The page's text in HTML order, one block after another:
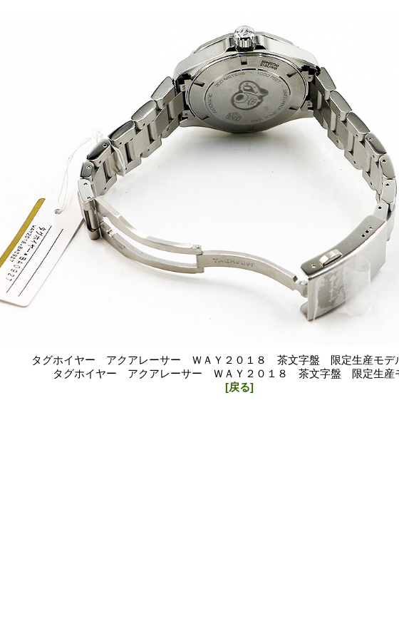
タグホイヤー アクアレーサー ＷＡＹ２０１８ 茶文字盤 限定生産モ
タグホイヤー アクアレーサー ＷＡＹ２０１８ 茶文字盤 限定生産
[戻る]